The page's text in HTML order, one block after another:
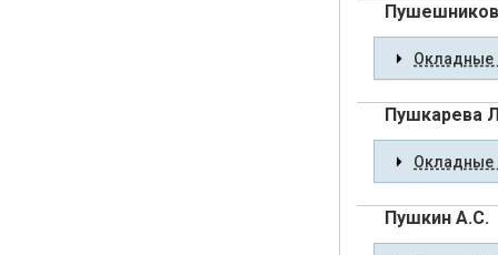
Окладные
Пушкарева
Окладные
Пушкин А.С.